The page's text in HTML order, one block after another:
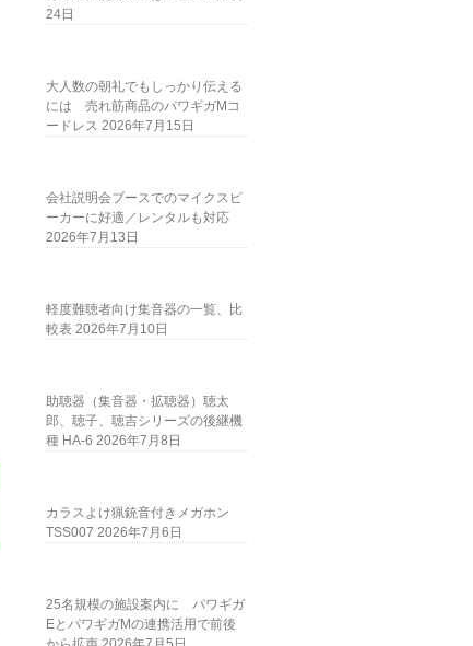
24日
大人数の朝礼でもしっかり伝える
には 売れ筋商品のパワギガMコ
ードレス 2026年7月15日
会社説明会ブースでのマイクスピ
ーカーに好適／レンタルも対応
2026年7月13日
軽度難聴者向け集音器の一覧、比
較表 2026年7月10日
助聴器（集音器・拡聴器）聴太
郎、聴子、聴吉シリーズの後継機
種 HA-6 2026年7月8日
カラスよけ猟銃音付きメガホン
TSS007 2026年7月6日
25名規模の施設案内に パワギガ
EとパワギガMの連携活用で前後